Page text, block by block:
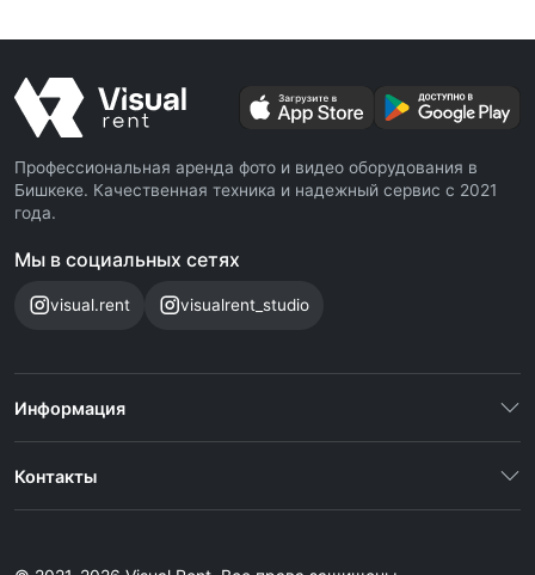
Профессиональная аренда фото и видео оборудования в
Бишкеке. Качественная техника и надежный сервис с 2021
года.
Мы в социальных сетях
visual.rent visualrent_studio
Информация
Контакты